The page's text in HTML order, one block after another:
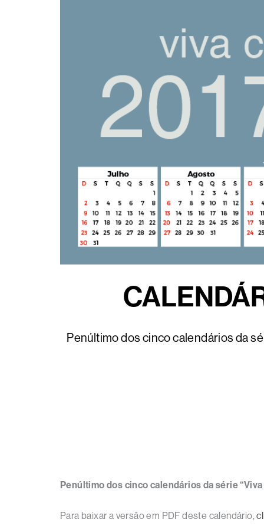
Penúltimo dos cinco calendários da
Penúltimo dos cinco calendários da série
Para baixar a versão em PDF deste calendário,